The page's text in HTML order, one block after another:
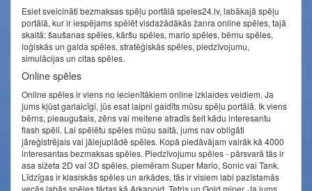
Esiet sveicināti bezmaksas spēļu portālā speles24.lv, labākajā spēļu
portālā, kur ir iespējams spēlēt visdažādākās žanra online spēles, tajā
skaitā: šaušanas spēles, kāršu spēles, mario spēles, bērnu spēles,
loģiskās un galda spēles, stratēģiskās spēles, piedzīvojumu,
simulācijas un citas spēles.
Online spēles
Online spēles ir viens no iecienītākiem online izklaides veidiem. Ja
jums kļūst garlaicīgi, jūs esat laipni gaidīts mūsu spēļu portālā. Ik viens
bērns, pieaugušais, zēns vai meitene atradīs šeit kādu interesantu
flash spēli. Lai spēlētu spēles mūsu saitā, jums nav obligāti
jāreģistrējais vai jālejuplādē spēles. Kopā piedāvājam vairāk kā 4000
interesantas bezmaksas spēles. Piedzīvojumu spēles - pārsvarā tās ir
asa sižeta 2D vai 3D spēles, piemēram Super Mario, Sonic vai Tank.
Līdzīgas ir klasiskās spēles un arkādes, tās ir visiem labi pazīstamās
vecās labās spēles tādas kā Arkanoid, Tetris un Gold miner. Ja jums